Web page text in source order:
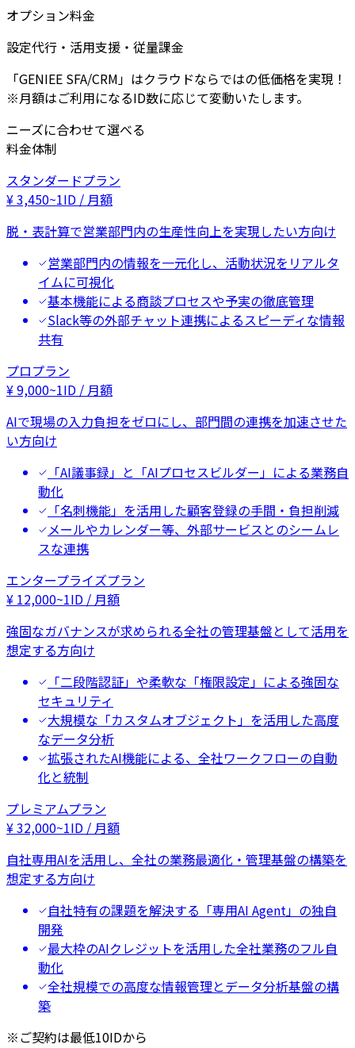
オプション料金
設定代行・活用支援・従量課金
「GENIEE SFA/CRM」はクラウドならではの低価格を実現！
※月額はご利用になるID数に応じて変動いたします。
ニーズに合わせて選べる
料金体制
スタンダードプラン
¥3,450~1ID / 月額
脱・表計算で営業部門内の生産性向上を実現したい方向け
営業部門内の情報を一元化し、活動状況をリアルタ
イムに可視化
基本機能による商談プロセスや予実の徹底管理
Slack等の外部チャット連携によるスピーディな情報
共有
プロプラン
¥9,000~1ID / 月額
AIで現場の入力負担をゼロにし、部門間の連携を加速させた
い方向け
「AI議事録」と「AIプロセスビルダー」による業務自
動化
「名刺機能」を活用した顧客登録の手間・負担削減
メールやカレンダー等、外部サービスとのシームレ
スな連携
エンタープライズプラン
¥ 12,000~1ID / 月額
強固なガバナンスが求められる全社の管理基盤として活用を
想定する方向け
「二段階認証」や柔軟な「権限設定」による強固な
セキュリティ
大規模な「カスタムオブジェクト」を活用した高度
なデータ分析
拡張されたAI機能による、全社ワークフローの自動
化と統制
プレミアムプラン
¥32,000~1ID / 月額
自社専用AIを活用し、全社の業務最適化・管理基盤の構築を
想定する方向け
自社特有の課題を解決する「専用AI Agent」の独自
開発
最大枠のAIクレジットを活用した全社業務のフル自
動化
全社規模での高度な情報管理とデータ分析基盤の構
築
※ご契約は最低10IDから